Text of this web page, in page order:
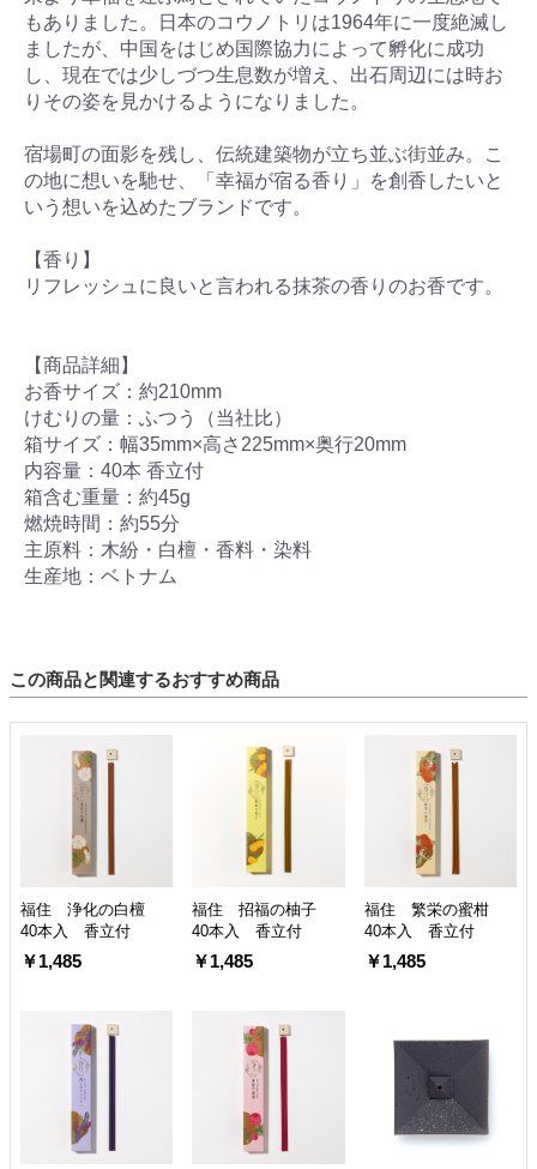
もありました。日本のコウノトリは1964年に一度絶滅し
ましたが、中国をはじめ国際協力によって孵化に成功
し、現在では少しづつ生息数が増え、出石周辺には時お
りその姿を見かけるようになりました。
宿場町の面影を残し、伝統建築物が立ち並ぶ街並み。こ
の地に想いを馳せ、「幸福が宿る香り」を創香したいと
いう想いを込めたブランドです。
【香り】
リフレッシュに良いと言われる抹茶の香りのお香です。
【商品詳細】
お香サイズ：約210mm
けむりの量：ふつう（当社比）
箱サイズ：幅35mm×高さ225mm×奥行20mm
内容量：40本 香立付
箱含む重量：約45g
燃焼時間：約55分
主原料：木紛・白檀・香料・染料
生産地：ベトナム
この商品と関連するおすすめ商品
福住 浄化の白檀
40本入 香立付
￥1,485
福住 招福の柚子
40本入 香立付
￥1,485
福住 繁栄の蜜柑
40本入 香立付
￥1,485